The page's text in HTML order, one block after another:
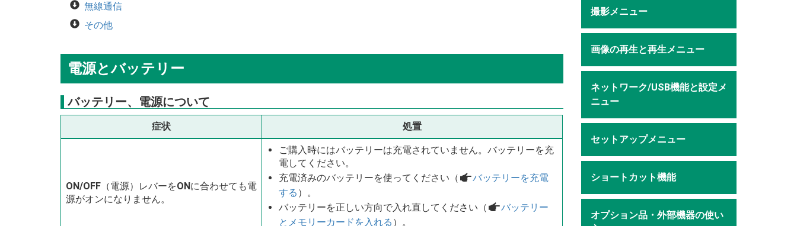
無線通信
その他
電源とバッテリー
バッテリー、電源について
症状 処置
ON/OFF （電源）レバーをONに合わせても電
源がオンになりません。
ご購入時にはバッテリーは充電されていません。バッテリーを充
電してください。
充電済みのバッテリーを使ってください（ aバッテリーを充電
する ）。
バッテリーを正しい方向で入れ直してください（ aバッテリー
とメモリーカードを入れる ）。
撮影メニュー
画像の再生と再生メニュー
ネットワーク/USB機能と設定メ
ニュー
セットアップメニュー
ショートカット機能
オプション品・外部機器の使い